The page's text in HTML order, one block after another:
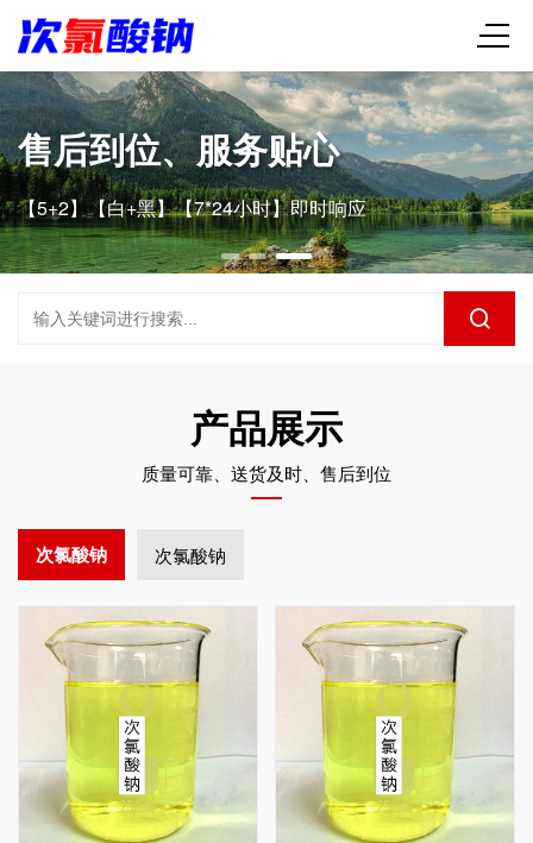
售后到位、服务贴心
【5+2】【白+黑】【7*24小时】即时响应
产品展示
质量可靠、送货及时、售后到位
次氯酸钠 次氯酸钠